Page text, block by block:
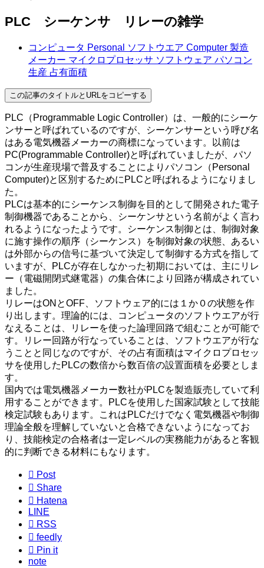
PLC シーケンサ リレーの雑学
コンピュータ Personal ソフトウエア Computer 製造
メーカー マイクロプロセッサ ソフトウェア パソコン
生産 占有面積
この記事のタイトルとURLをコピーする
PLC（Programmable Logic Controller）は、一般的にシーケ
ンサーと呼ばれているのですが、シーケンサーという呼び名
はある電気機器メーカーの商標になっています。以前は
PC(Programmable Controller)と呼ばれていましたが、パソ
コンが生産現場で普及することによりパソコン（Personal
Computer)と区別するためにPLCと呼ばれるようになりまし
た。
PLCは基本的にシーケンス制御を目的として開発された電子
制御機器であることから、シーケンサという名前がよく言わ
れるようになったようです。シーケンス制御とは、制御対象
に施す操作の順序（シーケンス）を制御対象の状態、あるい
は外部からの信号に基づいて決定して制御する方式を指して
いますが、PLCが存在しなかった初期においては、主にリレ
ー（電磁開閉式継電器）の集合体により回路が構成されてい
ました。
リレーはONとOFF、ソフトウェア的には１か０の状態を作
り出します。理論的には、コンピュータのソフトウエアが行
なえることは、リレーを使った論理回路で組むことが可能で
す。リレー回路が行なっていることは、ソフトウエアが行な
うことと同じなのですが、その占有面積はマイクロプロセッ
サを使用したPLCの数倍から数百倍の設置面積を必要としま
す。
国内では電気機器メーカー数社がPLCを製造販売していて利
用することができます。PLCを使用した国家試験として技能
検定試験もあります。これはPLCだけでなく電気機器や制御
理論全般を理解していないと合格できないようになってお
り、技能検定の合格者は一定レベルの実務能力があると客観
的に判断できる材料にもなります。
 Post
 Share
 Hatena
LINE
 RSS
 feedly
 Pin it
note